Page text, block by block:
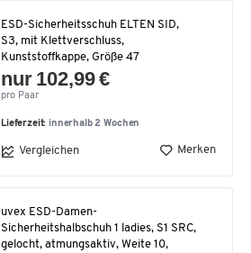
ESD-Sicherheitsschuh ELTEN SID,
S3, mit Klettverschluss,
Kunststoffkappe, Größe 47
nur 102,99 €
pro Paar
Lieferzeit: innerhalb 2 Wochen
Vergleichen Merken
uvex ESD-Damen-
Sicherheitshalbschuh 1 ladies, S1 SRC,
gelocht, atmungsaktiv, Weite 10,